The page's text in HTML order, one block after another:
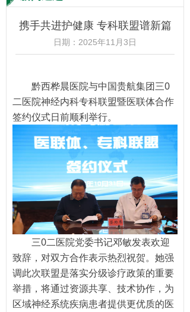
携手共进护健康 专科联盟谱新篇
日期： 2025年11月3日
黔西桦晨医院与中国贵航集团三0
二医院神经内科专科联盟暨医联体合作
签约仪式日前顺利举行。
三0二医院党委书记邓敏发表欢迎
致辞，对双方合作表示热烈祝贺。她强
调此次联盟是落实分级诊疗政策的重要
举措，将通过资源共享、技术协作，为
区域神经系统疾病患者提供更优质的医